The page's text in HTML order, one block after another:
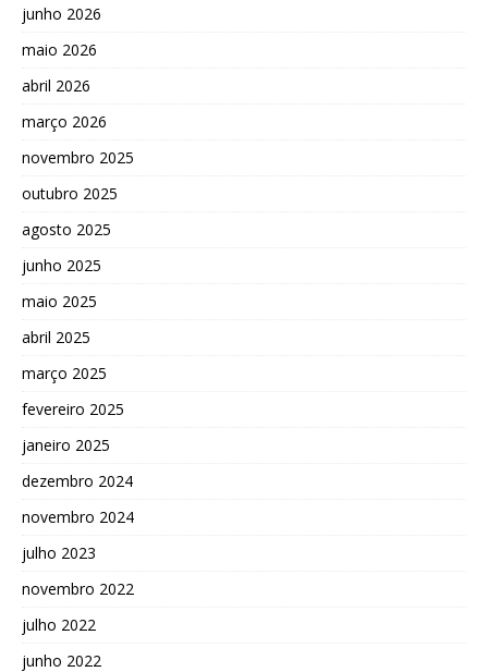
junho 2026
maio 2026
abril 2026
março 2026
novembro 2025
outubro 2025
agosto 2025
junho 2025
maio 2025
abril 2025
março 2025
fevereiro 2025
janeiro 2025
dezembro 2024
novembro 2024
julho 2023
novembro 2022
julho 2022
junho 2022